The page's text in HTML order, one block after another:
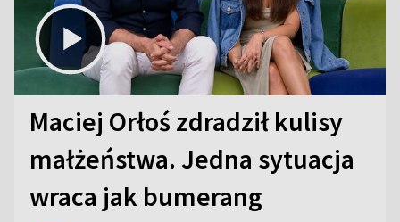
Maciej Orłoś zdradził kulisy
małżeństwa. Jedna sytuacja
wraca jak bumerang